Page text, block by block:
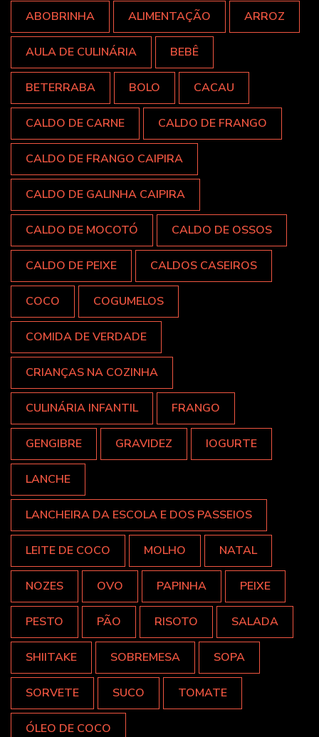
ABOBRINHA ALIMENTAÇÃO ARROZ
AULA DE CULINÁRIA BEBÊ
BETERRABA BOLO CACAU
CALDO DE CARNE CALDO DE FRANGO
CALDO DE FRANGO CAIPIRA
CALDO DE GALINHA CAIPIRA
CALDO DE MOCOTÓ CALDO DE OSSOS
CALDO DE PEIXE CALDOS CASEIROS
COCO COGUMELOS
COMIDA DE VERDADE
CRIANÇAS NA COZINHA
CULINÁRIA INFANTIL FRANGO
GENGIBRE GRAVIDEZ IOGURTE
LANCHE
LANCHEIRA DA ESCOLA E DOS PASSEIOS
LEITE DE COCO MOLHO NATAL
NOZES OVO PAPINHA PEIXE
PESTO PÃO RISOTO SALADA
SHIITAKE SOBREMESA SOPA
SORVETE SUCO TOMATE
ÓLEO DE COCO